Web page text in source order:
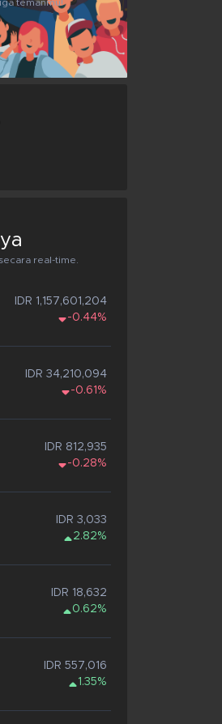
temanmu!
real-time.
IDR 1,157,601,204
-0.44%
IDR 34,210,094
-0.61%
IDR 812,935
-0.28%
IDR 3,033
2.82%
IDR 18,632
0.62%
IDR 557,016
1.35%